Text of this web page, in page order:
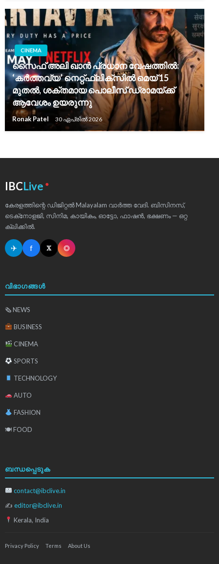
CINEMA
സൈഫ് അലി ഖാൻ പ്രധാന വേഷത്തിൽ:
‘കർത്തവ്യ’ നെറ്റ്ഫ്ലിക്സിൽ മെയ് 15
മുതൽ, ശക്തമായ പൊലീസ് ഡ്രാമയ്ക്ക്
ആവേശം ഉയരുന്നു
Ronak Patel 30 ഏപ്രിൽ 2026
IBCLive ●
കേരളത്തിന്റെ ഡിജിറ്റൽ Malayalam വാർത്ത വേദി. ബിസിനസ്,
ടെക്‌നോളജി, സിനിമ, കായികം, ഓട്ടോ, ഫാഷൻ, ഭക്ഷണം — ഒറ്റ
ക്ലിക്കിൽ.
✈ f 𝕏 ◎
വിഭാഗങ്ങൾ
🗞 NEWS
BUSINESS
CINEMA
SPORTS
TECHNOLOGY
AUTO
FASHION
🍽 FOOD
ബന്ധപ്പെടുക
contact@ibclive.in
✍ editor@ibclive.in
Kerala, India
Privacy Policy Terms About Us